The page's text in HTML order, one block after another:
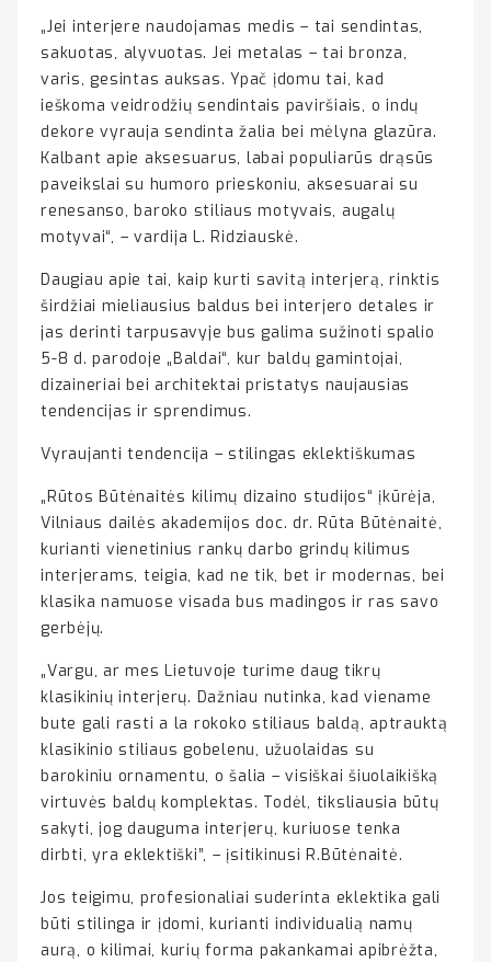
„Jei interjere naudojamas medis – tai sendintas,
sakuotas, alyvuotas. Jei metalas – tai bronza,
varis, gesintas auksas. Ypač įdomu tai, kad
ieškoma veidrodžių sendintais paviršiais, o indų
dekore vyrauja sendinta žalia bei mėlyna glazūra.
Kalbant apie aksesuarus, labai populiarūs drąsūs
paveikslai su humoro prieskoniu, aksesuarai su
renesanso, baroko stiliaus motyvais, augalų
motyvai“, – vardija L. Ridziauskė.
Daugiau apie tai, kaip kurti savitą interjerą, rinktis
širdžiai mieliausius baldus bei interjero detales ir
jas derinti tarpusavyje bus galima sužinoti spalio
5-8 d. parodoje „Baldai“, kur baldų gamintojai,
dizaineriai bei architektai pristatys naujausias
tendencijas ir sprendimus.
Vyraujanti tendencija – stilingas eklektiškumas
„Rūtos Būtėnaitės kilimų dizaino studijos“ įkūrėja,
Vilniaus dailės akademijos doc. dr. Rūta Būtėnaitė,
kurianti vienetinius rankų darbo grindų kilimus
interjerams, teigia, kad ne tik, bet ir modernas, bei
klasika namuose visada bus madingos ir ras savo
gerbėjų.
„Vargu, ar mes Lietuvoje turime daug tikrų
klasikinių interjerų. Dažniau nutinka, kad viename
bute gali rasti a la rokoko stiliaus baldą, aptrauktą
klasikinio stiliaus gobelenu, užuolaidas su
barokiniu ornamentu, o šalia – visiškai šiuolaikišką
virtuvės baldų komplektas. Todėl, tiksliausia būtų
sakyti, jog dauguma interjerų, kuriuose tenka
dirbti, yra eklektiški”, – įsitikinusi R.Būtėnaitė.
Jos teigimu, profesionaliai suderinta eklektika gali
būti stilinga ir įdomi, kurianti individualią namų
aurą, o kilimai, kurių forma pakankamai apibrėžta,